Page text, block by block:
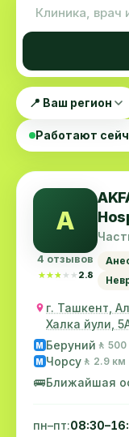
📍 Ваш регион
Работают
A
4 отзывов
★★★★★
★★★★★ 2.8
г. Ташкент,
Халка йули,
M Беруний 🚶
M Чорсу 🚶 2.9 км
🚌Ближайшая
пн–пт: